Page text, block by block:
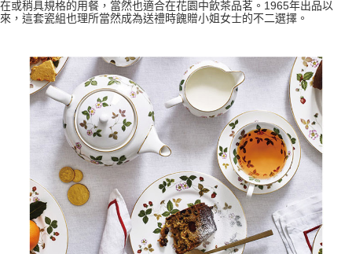
在或稍具規格的用餐，當然也適合在花園中飲茶品茗。1965年出品以
來，這套瓷組也理所當然成為送禮時餽贈小姐女士的不二選擇。